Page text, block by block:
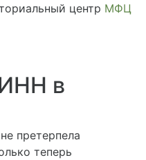
центр МФЦ
в
претерпела
теперь